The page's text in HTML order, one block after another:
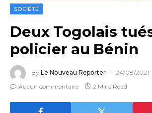
SOCIÉTÉ
Deux Togolais
policier au Bénin
By Le Nouveau Reporter
24/08/2021
Aucun commentaire
2 Mins Read